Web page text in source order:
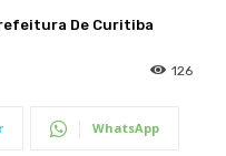
De Curitiba
126
WhatsApp